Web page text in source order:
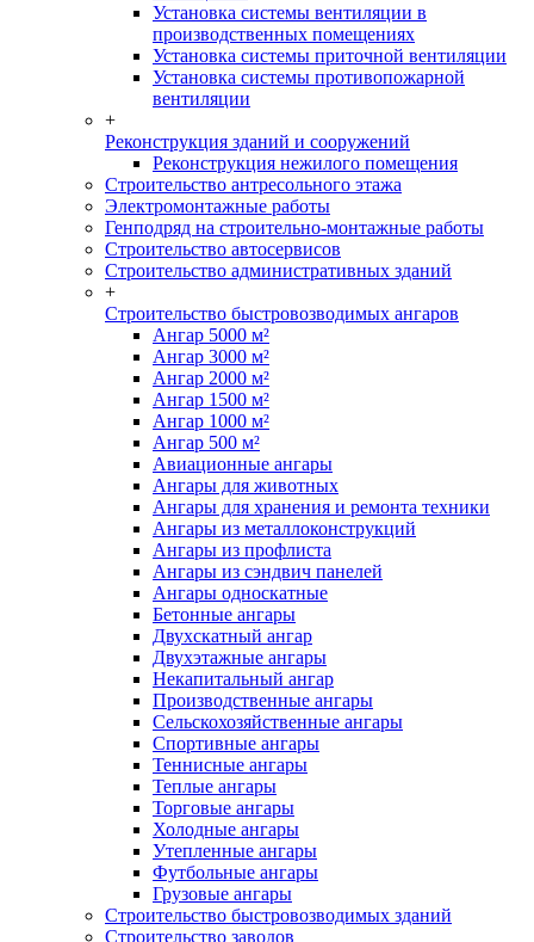
Установка системы вентиляции в
производственных помещениях
Установка системы приточной вентиляции
Установка системы противопожарной
вентиляции
+
Реконструкция зданий и сооружений
Реконструкция нежилого помещения
Строительство антресольного этажа
Электромонтажные работы
Генподряд на строительно-монтажные работы
Строительство автосервисов
Строительство административных зданий
+
Строительство быстровозводимых ангаров
Ангар 5000 м²
Ангар 3000 м²
Ангар 2000 м²
Ангар 1500 м²
Ангар 1000 м²
Ангар 500 м²
Авиационные ангары
Ангары для животных
Ангары для хранения и ремонта техники
Ангары из металлоконструкций
Ангары из профлиста
Ангары из сэндвич панелей
Ангары односкатные
Бетонные ангары
Двухскатный ангар
Двухэтажные ангары
Некапитальный ангар
Производственные ангары
Сельскохозяйственные ангары
Спортивные ангары
Теннисные ангары
Теплые ангары
Торговые ангары
Холодные ангары
Утепленные ангары
Футбольные ангары
Грузовые ангары
Строительство быстровозводимых зданий
Строительство заводов